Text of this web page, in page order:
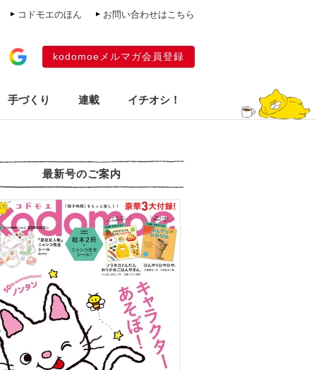
コドモエのほん お問い合わせはこちら
kodomoeメルマガ会員登録
手づくり 連載 イチオシ！
最新号のご案内